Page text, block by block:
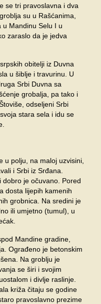
se tri pravoslavna i dva
su u Rašćanima,
u Mandinu Selu I u
zaraslo da je jedva
obitelji iz Duvna
u šiblje i travurinu. U
Srbi Duvna sa
grobalja, pa tako i
odseljeni Srbi
stara sela i idu se
u polju, na maloj uzvisini,
i Srbi iz Srđana.
je očuvano. Pored
dosta lijepih kamenih
grobnica. Na sredini je
ili umjetno (tumul), u
Mandine gradine,
Ograđeno je betonskim
Na groblju je
se širi i svojim
i divlje raslinje.
križa čitaju se godine
pravoslavno prezime